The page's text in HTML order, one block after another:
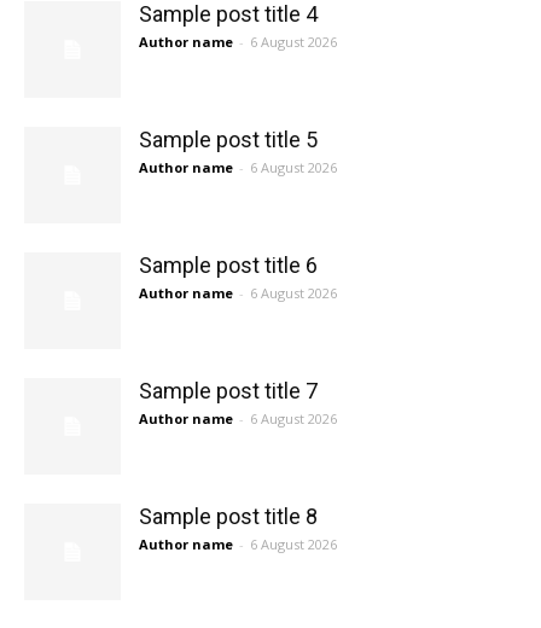
Sample post title 4
Author name - 6 August 2026
Sample post title 5
Author name - 6 August 2026
Sample post title 6
Author name - 6 August 2026
Sample post title 7
Author name - 6 August 2026
Sample post title 8
Author name - 6 August 2026